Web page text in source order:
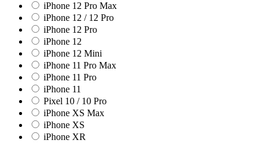
iPhone 12 Pro Max
iPhone 12 / 12 Pro
iPhone 12 Pro
iPhone 12
iPhone 12 Mini
iPhone 11 Pro Max
iPhone 11 Pro
iPhone 11
Pixel 10 / 10 Pro
iPhone XS Max
iPhone XS
iPhone XR